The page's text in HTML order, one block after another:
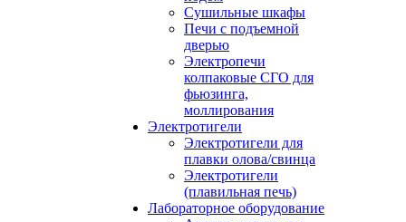
Сушильные шкафы
Печи с подъемной
дверью
Электропечи
колпаковые СГО для
фьюзинга,
моллирования
Электротигели
Электротигели для
плавки олова/свинца
Электротигели
(плавильная печь)
Лабораторное оборудование